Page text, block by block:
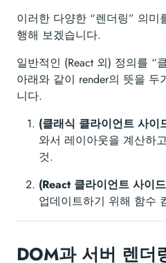
이러한 다양한 “렌더링” 의미
행해 보겠습니다.
일반적인 (React 외) 정의를 “
아래와 같이 render의 뜻을
니다.
(클래식 클라이언트 사이
와서 레이아웃을 계산하
것.
(React 클라이언트 사이
업데이트하기 위해 함수
DOM과 서버 렌더